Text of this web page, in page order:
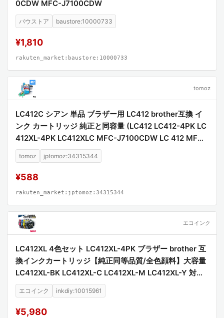
0CDW MFC-J7100CDW
バウストア baustore:10000733
¥1,810
rakuten_market:baustore:10000733
tomoz
LC412C シアン 単品 ブラザー用 LC412 brother互換 イ
ンク カートリッジ 純正と同容量 (LC412 LC412-4PK LC
412XL-4PK LC412XLC MFC-J7100CDW LC 412 MFC-
J7300CDW MFCJ7100CDW MFCJ7300CDW)
tomoz jptomoz:34315344
¥588
rakuten_market:jptomoz:34315344
エコインク
LC412XL 4色セット LC412XL-4PK ブラザー brother 互
換インクカートリッジ【純正同等品質/全色顔料】大容量
LC412XL-BK LC412XL-C LC412XL-M LC412XL-Y 対応
プリンター MFC-J7100CDW MFC-J7300CDW 高品質
顔料インク 互換インク
エコインク inkdiy:10015961
¥5,980